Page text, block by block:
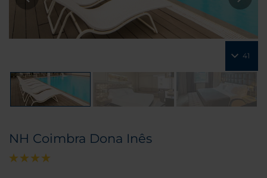
41
NH Coimbra Dona Inês